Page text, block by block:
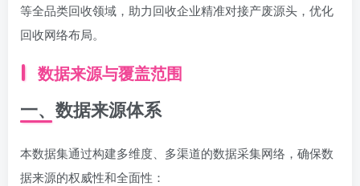
等全品类回收领域，助力回收企业精准对接产废源头，优化
回收网络布局。
数据来源与覆盖范围
一、数据来源体系
本数据集通过构建多维度、多渠道的数据采集网络，确保数
据来源的权威性和全面性：